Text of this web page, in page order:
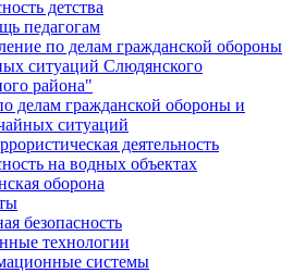
детства
педагогам
по делам гражданской обороны
ситуаций Слюдянского
района"
делам гражданской обороны и
ситуаций
деятельность
на водных объектах
оборона
безопасность
технологии
системы